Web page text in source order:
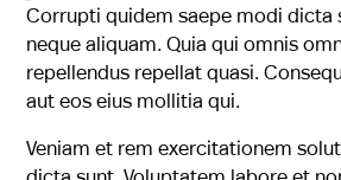
Corrupti quidem saepe modi
neque aliquam. Quia qui omnis
repellendus repellat quasi.
aut eos eius mollitia qui.
Veniam et rem exercitationem